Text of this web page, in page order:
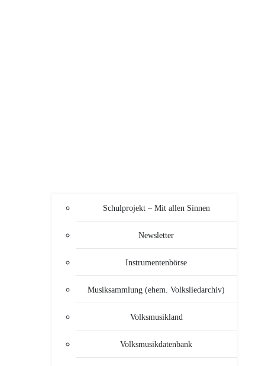
Schulprojekt – Mit allen Sinnen
Newsletter
Instrumentenbörse
Musiksammlung (ehem. Volksliedarchiv)
Volksmusikland
Volksmusikdatenbank